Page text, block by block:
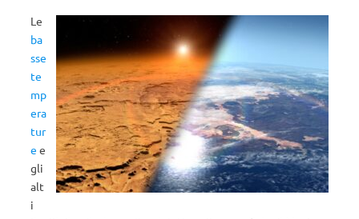
Le
ba
sse
te
mp
era
tur
e e
gli
alt
i